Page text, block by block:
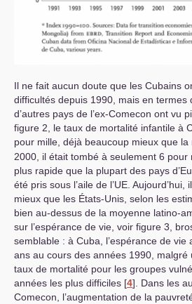
Il ne fait aucun doute que les Cubains
difficultés depuis 1990, mais en termes
d’autres pays de l’ex-Comecon ont vu
figure 2, le taux de mortalité infantile à
pour mille, déjà beaucoup mieux que la
2000, il était tombé à seulement 6 pour
plus rapide que la plupart des pays
été pris sous l’aile de l’UE. Aujourd’hui,
mieux que les États-Unis, selon les
bien au-dessus de la moyenne latino-
sur l’espérance de vie, voir figure 3,
semblable : à Cuba, l’espérance de vie
ans au cours des années 1990, malgré
taux de mortalité pour les groupes
années les plus difficiles [4]. Dans les
Comecon, l’augmentation de la